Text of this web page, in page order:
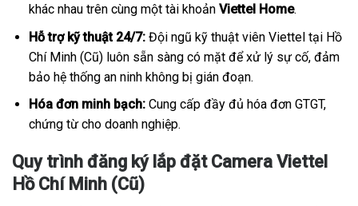
khác nhau trên cùng một tài khoản Viettel Home.
Hỗ trợ kỹ thuật 24/7:Đội ngũ kỹ thuật viên Viettel tại Hồ
Chí Minh (Cũ) luôn sẵn sàng có mặt để xử lý sự cố, đảm
bảo hệ thống an ninh không bị gián đoạn.
Hóa đơn minh bạch:Cung cấp đầy đủ hóa đơn GTGT,
chứng từ cho doanh nghiệp.
Quy trình đăng ký lắp đặt Camera Viettel
Hồ Chí Minh (Cũ)